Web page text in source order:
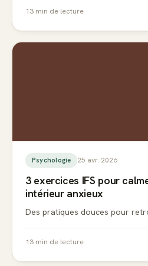
13 min de lecture
Psychologie 25 avr. 2026
3 exercices IFS pour
intérieur anxieux
Des pratiques douces pour
13 min de lecture